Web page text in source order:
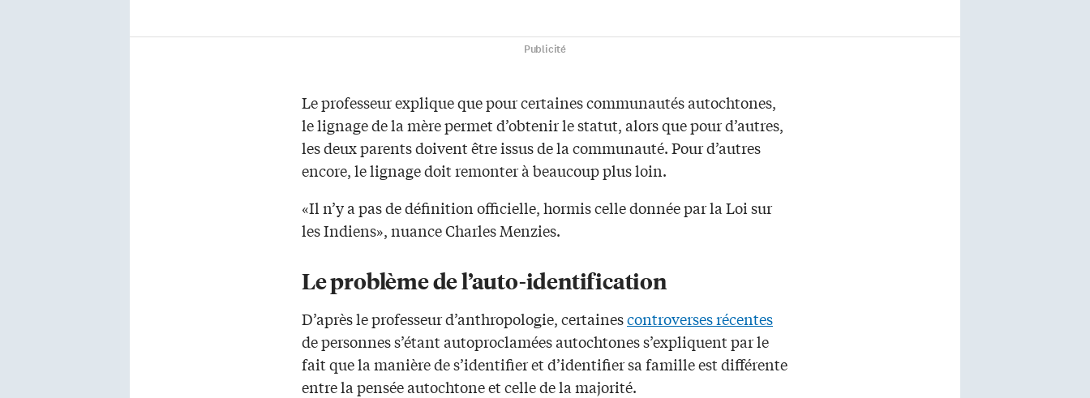
Publicité
Le professeur explique que pour certaines communautés autochtones,
le lignage de la mère permet d’obtenir le statut, alors que pour d’autres,
les deux parents doivent être issus de la communauté. Pour d’autres
encore, le lignage doit remonter à beaucoup plus loin.
«Il n’y a pas de définition officielle, hormis celle donnée par la Loi sur
les Indiens», nuance Charles Menzies.
Le problème de l’auto-identification
D’après le professeur d’anthropologie, certainescontroverses récentes
de personnes s’étant autoproclamées autochtones s’expliquent par le
fait que la manière de s’identifier et d’identifier sa famille est différente
entre la pensée autochtone et celle de la majorité.